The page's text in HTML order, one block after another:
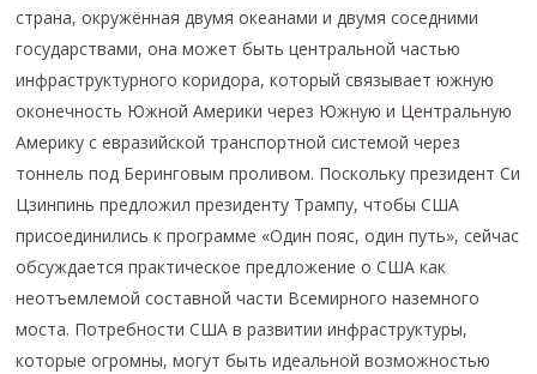
страна, окружённая двумя океанами и двумя соседними
государствами, она может быть центральной частью
инфраструктурного коридора, который связывает южную
оконечность Южной Америки через Южную и Центральную
Америку с евразийской транспортной системой через
тоннель под Беринговым проливом. Поскольку президент Си
Цзинпинь предложил президенту Трампу, чтобы США
присоединились к программе «Один пояс, один путь», сейчас
обсуждается практическое предложение о США как
неотъемлемой составной части Всемирного наземного
моста. Потребности США в развитии инфраструктуры,
которые огромны, могут быть идеальной возможностью